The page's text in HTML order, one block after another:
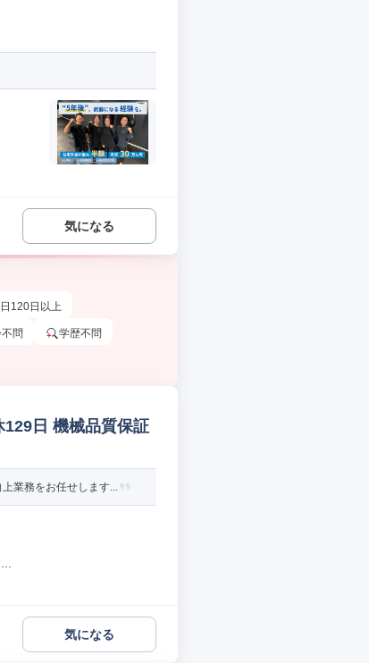
気になる
120日以上
問 学歴不問
129日 機械品質保証
業務をお任せします...
気になる